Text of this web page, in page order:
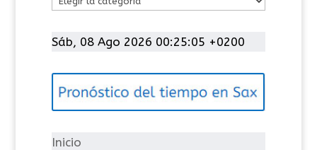
t
g
í
Sáb, 08 Ago 2026 00:25:06 +0200
Inicio